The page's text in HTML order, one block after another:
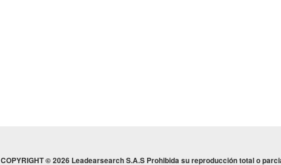
COPYRIGHT © 2026 Leadearsearch S.A.S Prohibida su reproducción total o